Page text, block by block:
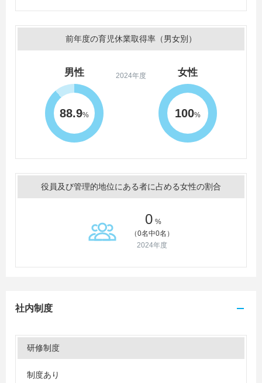
前年度の育児休業取得率（男女別）
2024年度
男性
88.9%
女性
100%
役員及び管理的地位にある者に占める女性の割合
0 %
（0名中0名）
2024年度
社内制度
研修制度
制度あり